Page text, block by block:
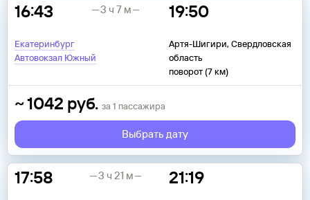
16:43
Екатеринбург
Автовокзал Южный
19:50
Артя-Шигири, Свердловская
область
поворот (7 км)
3 ч 7 м
~1042 руб. за 1 пассажира
Выбрать дату
17:58 21:19
3 ч 21 м